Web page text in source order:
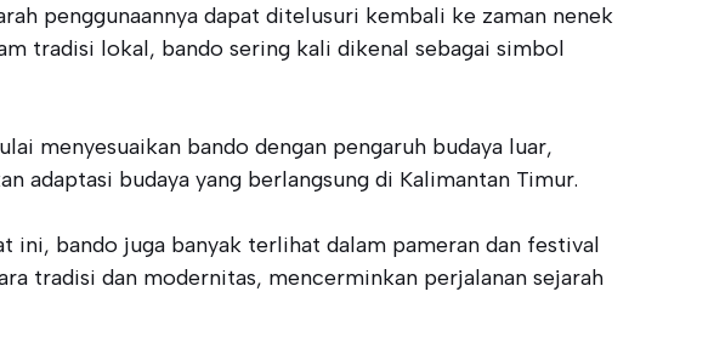
penggunaannya dapat ditelusuri kembali ke zaman nenek
tradisi lokal, bando sering kali dikenal sebagai simbol
menyesuaikan bando dengan pengaruh budaya luar,
adaptasi budaya yang berlangsung di Kalimantan Timur.
ini, bando juga banyak terlihat dalam pameran dan festival
tradisi dan modernitas, mencerminkan perjalanan sejarah